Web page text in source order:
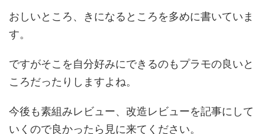
おしいところ、きになるところを多めに書いていま
す。
ですがそこを自分好みにできるのもプラモの良いと
ころだったりしますよね。
今後も素組みレビュー、改造レビューを記事にして
いくので良かったら見に来てください。